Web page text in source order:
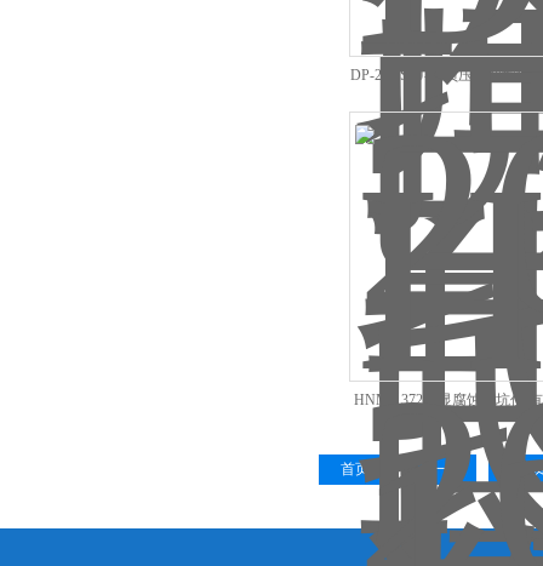
DP-20F|SCJ-20负压可调型隔
HNM-1372数显腐蚀凹坑仪
首页 上一页 下一